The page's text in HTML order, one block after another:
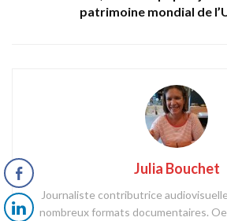
patrimoine mondial de
Julia Bouchet
Journaliste contributrice
nombreux formats documentaires.